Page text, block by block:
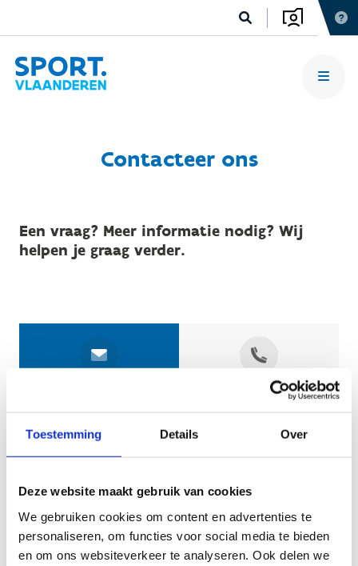
Toestemming Details Over
Deze website maakt gebruik van cookies
We gebruiken cookies om content en advertenties te
personaliseren, om functies voor social media te bieden
en om ons websiteverkeer te analyseren. Ook delen we
Contacteer ons
Een vraag? Meer informatie nodig? Wij
helpen je graag verder.